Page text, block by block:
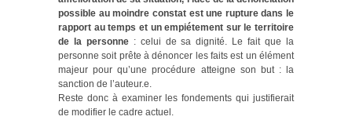
possible au moindre constat est une rupture dans le
rapport au temps et un empiétement sur le territoire
de la personne: celui de sa dignité. Le fait que la
personne soit prête à dénoncer les faits est un élément
majeur pour qu’une procédure atteigne son but : la
sanction de l’auteur.e.
Reste donc à examiner les fondements qui justifierait
de modifier le cadre actuel.